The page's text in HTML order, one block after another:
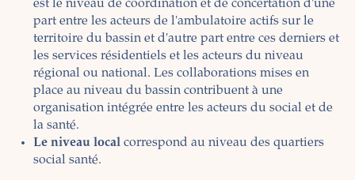
est le niveau de coordination et de concertation d'une
part entre les acteurs de l'ambulatoire actifs sur le
territoire du bassin et d'autre part entre ces derniers et
les services résidentiels et les acteurs du niveau
régional ou national. Les collaborations mises en
place au niveau du bassin contribuent à une
organisation intégrée entre les acteurs du social et de
la santé.
Le niveau local correspond au niveau des quartiers
social santé.